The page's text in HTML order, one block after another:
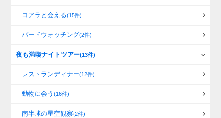
コアラと会える(15件)
バードウォッチング(2件)
夜も満喫ナイトツアー(13件)
レストランディナー(12件)
動物に会う(16件)
南半球の星空観察(2件)